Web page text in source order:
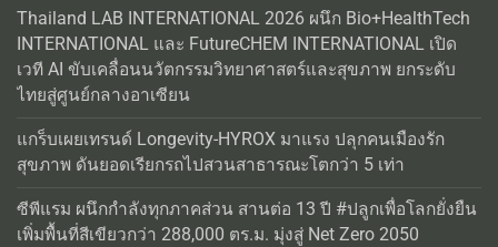
Thailand LAB INTERNATIONAL 2026 ผนึก Bio+HealthTech
INTERNATIONAL และ FutureCHEM INTERNATIONAL เปิด
เวที AI ขับเคลื่อนนวัตกรรมวิทยาศาสตร์และสุขภาพ ยกระดับ
ไทยสู่ศูนย์กลางอาเซียน
แกร็บเผยเทรนด์ Longevity-HYROX มาแรง ปลุกคนเมืองรัก
สุขภาพ ดันยอดเรียกรถไปสวนสาธารณะโตกว่า 5 เท่า
ซีพีแรม ผนึกกำลังทุกภาคส่วน สานต่อ 13 ปี #ปลูกเพื่อโลกยั่งยืน
เพิ่มพื้นที่สีเขียวกว่า 288,000 ตร.ม. มุ่งสู่ Net Zero 2050